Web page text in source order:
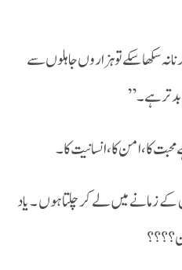
نہ سکھا سکے تو ہزاروں جاہلوں سے
بد تر ہے ۔”
کا، امن کا ، انسانیت کا۔
زمانے میں لے کر چلتا ہوں ۔ یاد
؟؟؟؟